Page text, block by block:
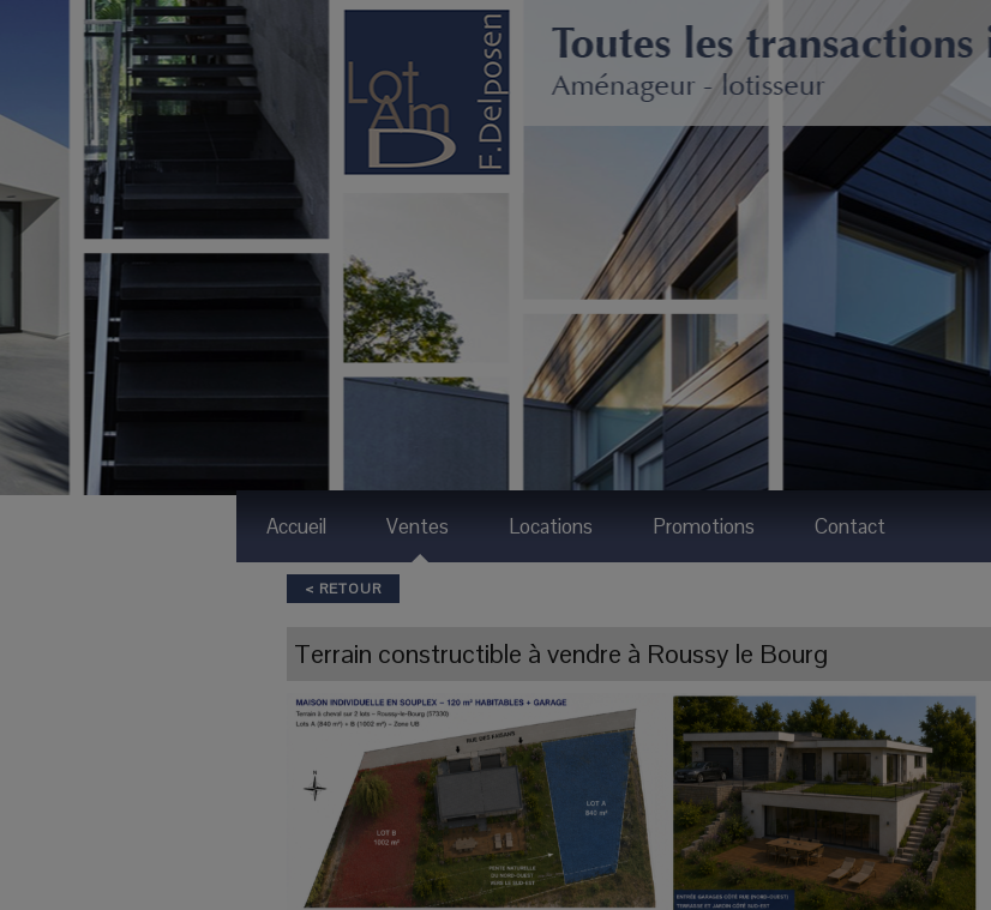
Accueil Ventes Locations Promotions Contact
< RETOUR
Terrain constructible à vendre à Roussy le Bourg